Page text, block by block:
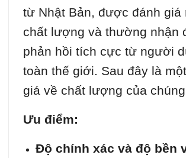
từ Nhật Bản, được đánh giá
chất lượng và thường nhận
phản hồi tích cực từ người
toàn thế giới. Sau đây là
giá về chất lượng của
Ưu điểm:
Độ chính xác và độ bền